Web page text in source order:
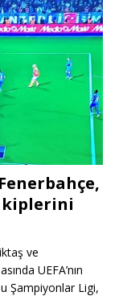
ve
UEFA’nın
Şampiyonlar Ligi,